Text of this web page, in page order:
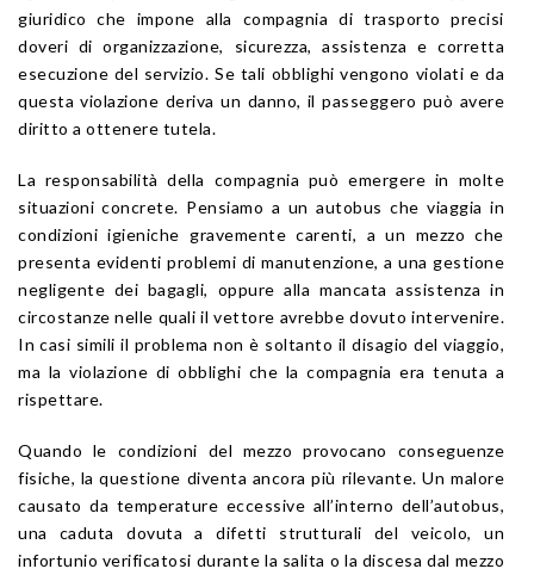
giuridico che impone alla compagnia di trasporto precisi
doveri di organizzazione, sicurezza, assistenza e corretta
esecuzione del servizio. Se tali obblighi vengono violati e da
questa violazione deriva un danno, il passeggero può avere
diritto a ottenere tutela.
La responsabilità della compagnia può emergere in molte
situazioni concrete. Pensiamo a un autobus che viaggia in
condizioni igieniche gravemente carenti, a un mezzo che
presenta evidenti problemi di manutenzione, a una gestione
negligente dei bagagli, oppure alla mancata assistenza in
circostanze nelle quali il vettore avrebbe dovuto intervenire.
In casi simili il problema non è soltanto il disagio del viaggio,
ma la violazione di obblighi che la compagnia era tenuta a
rispettare.
Quando le condizioni del mezzo provocano conseguenze
fisiche, la questione diventa ancora più rilevante. Un malore
causato da temperature eccessive all’interno dell’autobus,
una caduta dovuta a difetti strutturali del veicolo, un
infortunio verificatosi durante la salita o la discesa dal mezzo